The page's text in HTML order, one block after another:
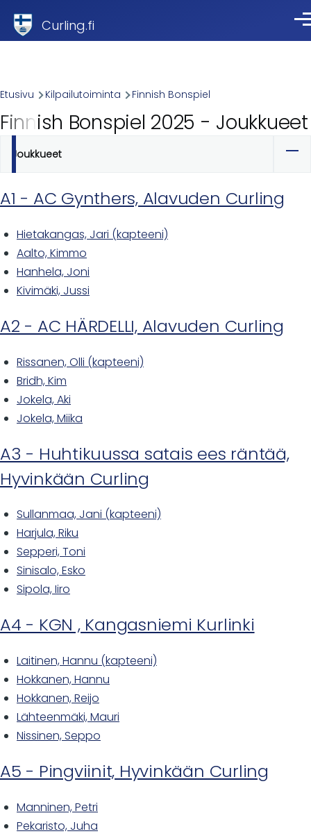
Curling.fi
Breadcrumb
Etusivu Kilpailutoiminta Finnish Bonspiel
Finnish Bonspiel 2025 - Joukkueet
Ensisijaiset
Joukkueet
A1 - AC Gynthers, Alavuden Curling
Hietakangas, Jari (kapteeni)
Aalto, Kimmo
Hanhela, Joni
Kivimäki, Jussi
A2 - AC HÄRDELLI, Alavuden Curling
Rissanen, Olli (kapteeni)
Bridh, Kim
Jokela, Aki
Jokela, Miika
A3 - Huhtikuussa satais ees räntää,
Hyvinkään Curling
Sullanmaa, Jani (kapteeni)
Harjula, Riku
Sepperi, Toni
Sinisalo, Esko
Sipola, Iiro
A4 - KGN , Kangasniemi Kurlinki
Laitinen, Hannu (kapteeni)
Hokkanen, Hannu
Hokkanen, Reijo
Lähteenmäki, Mauri
Nissinen, Seppo
A5 - Pingviinit, Hyvinkään Curling
Manninen, Petri
Pekaristo, Juha